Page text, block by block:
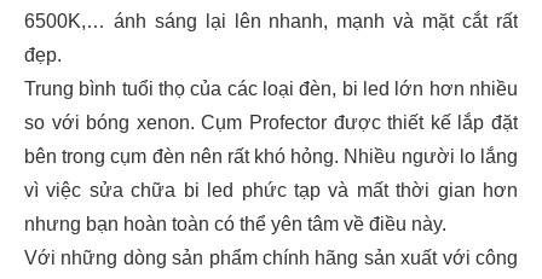
6500K,… ánh sáng lại lên nhanh, mạnh và mặt cắt rất
đẹp.
Trung bình tuổi thọ của các loại đèn, bi led lớn hơn nhiều
so với bóng xenon. Cụm Profector được thiết kế lắp đặt
bên trong cụm đèn nên rất khó hỏng. Nhiều người lo lắng
vì việc sửa chữa bi led phức tạp và mất thời gian hơn
nhưng bạn hoàn toàn có thể yên tâm về điều này.
Với những dòng sản phẩm chính hãng sản xuất với công